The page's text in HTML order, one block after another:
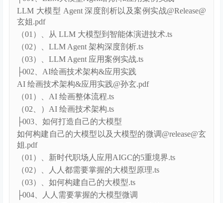
会员专享直播回放
├001、LLM大模型Agent剖析和应用案例实战
LLM 大模型 Agent 深度剖析以及案例实战@Release@
玄姐.pdf
（01）、从 LLM 大模型到智能体演进技术.ts
（02）、LLM Agent 架构深度剖析.ts
（03）、LLM Agent 应用案例实战.ts
├002、AI绘画技术架构&应用实践
AI 绘画技术架构&应用实践@孙玄.pdf
（01）、AI 绘画整体流程.ts
（02、）AI 绘画技术架构.ts
├003、如何打造自己的大模型
如何构建自己的大模型以及大模型的微调@release@玄
姐.pdf
（01）、新时代职场人应用AIGC的5重境界.ts
（02）、人人都需要掌握的大模型原理.ts